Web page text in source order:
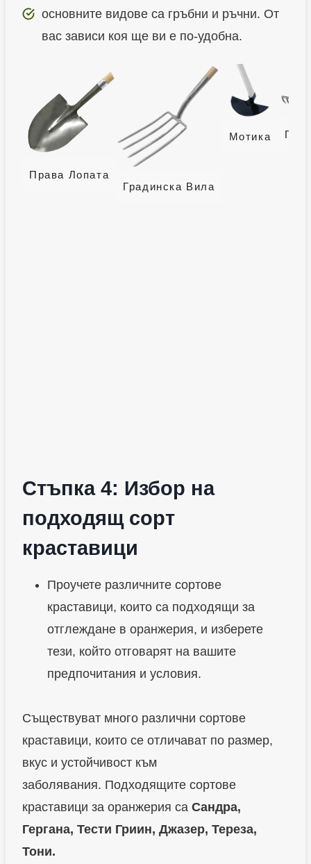
основните видове са гръбни и ръчни. От
вас зависи коя ще ви е по-удобна.
Права Лопата
Градинска Вила
Мотика
Стъпка 4: Избор на
подходящ сорт
краставици
Проучете различните сортове
краставици, които са подходящи за
отглеждане в оранжерия, и изберете
тези, който отговарят на вашите
предпочитания и условия.
Съществуват много различни сортове
краставици, които се отличават по размер,
вкус и устойчивост към
заболявания. Подходящите сортове
краставици за оранжерия са Сандра,
Гергана, Тести Гриин, Джазер, Тереза,
Тони.